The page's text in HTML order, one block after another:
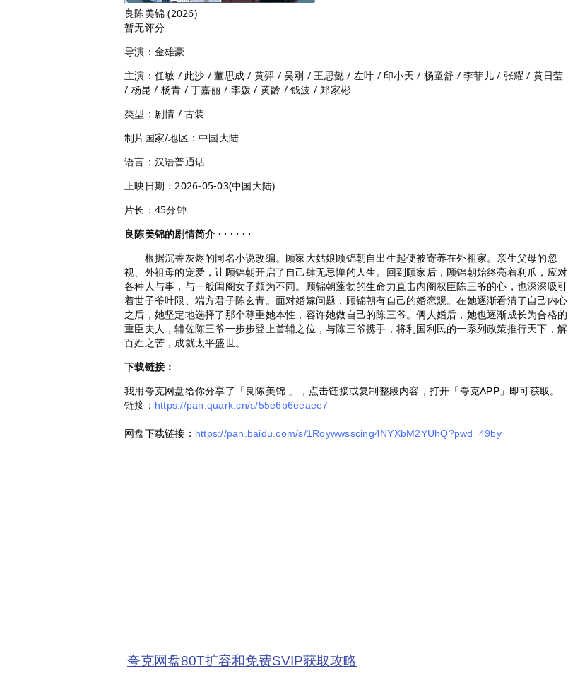
良陈美锦 (2026)
暂无评分
导演：金雄豪
主演：任敏 / 此沙 / 董思成 / 黄羿 / 吴刚 / 王思懿 / 左叶 / 印小天 / 杨童舒 / 李菲儿 / 张耀 / 黄日莹
/ 杨昆 / 杨青 / 丁嘉丽 / 李媛 / 黄龄 / 钱波 / 郑家彬
类型：剧情 / 古装
制片国家/地区：中国大陆
语言：汉语普通话
上映日期：2026-05-03(中国大陆)
片长：45分钟
良陈美锦的剧情简介 · · · · · ·
根据沉香灰烬的同名小说改编。顾家大姑娘顾锦朝自出生起便被寄养在外祖家。亲生父母的忽
视、外祖母的宠爱，让顾锦朝开启了自己肆无忌惮的人生。回到顾家后，顾锦朝始终亮着利爪，应对
各种人与事，与一般闺阁女子颇为不同。顾锦朝蓬勃的生命力直击内阁权臣陈三爷的心，也深深吸引
着世子爷叶限、端方君子陈玄青。面对婚嫁问题，顾锦朝有自己的婚恋观。在她逐渐看清了自己内心
之后，她坚定地选择了那个尊重她本性，容许她做自己的陈三爷。俩人婚后，她也逐渐成长为合格的
重臣夫人，辅佐陈三爷一步步登上首辅之位，与陈三爷携手，将利国利民的一系列政策推行天下，解
百姓之苦，成就太平盛世。
下载链接：
我用夸克网盘给你分享了「良陈美锦 」，点击链接或复制整段内容，打开「夸克APP」即可获取。
链接： https://pan.quark.cn/s/55e6b6eeaee7
网盘下载链接： https://pan.baidu.com/s/1Roywwsscing4NYXbM2YUhQ?pwd=49by
夸克网盘80T扩容和免费SVIP获取攻略